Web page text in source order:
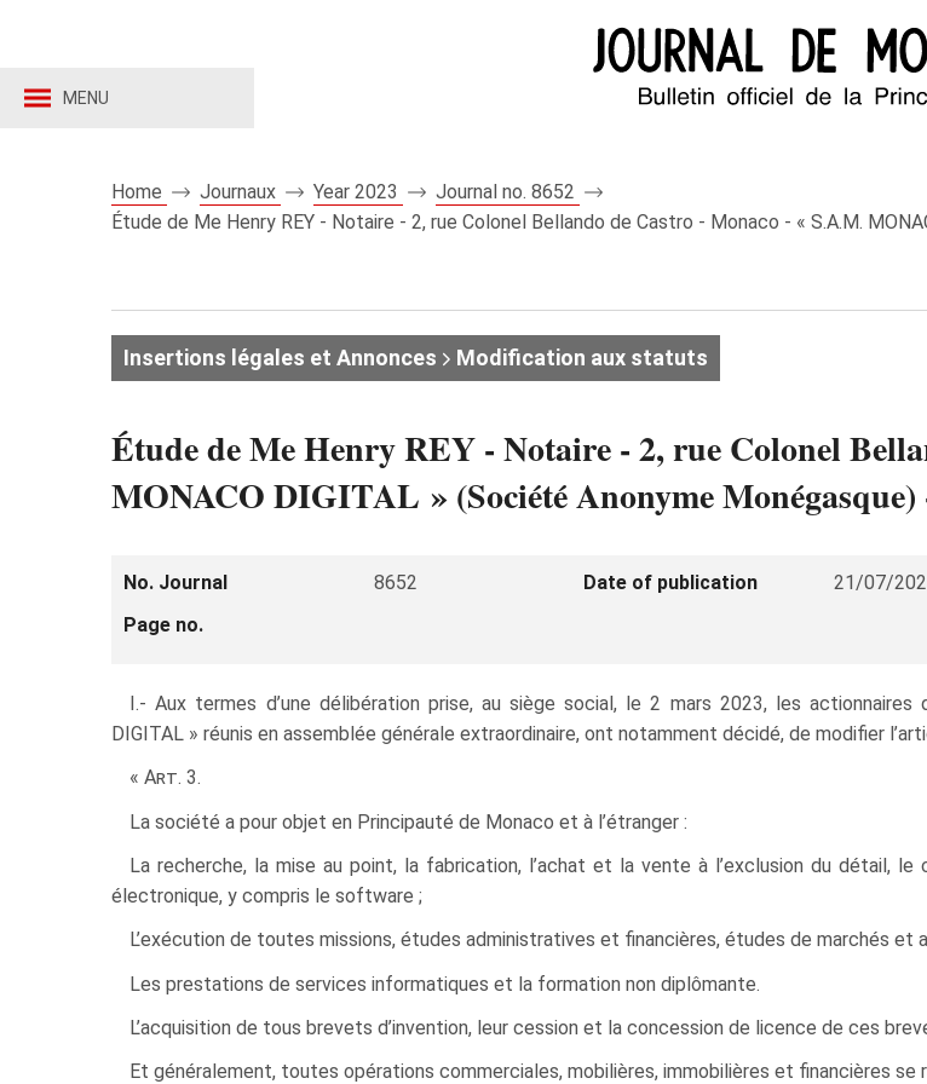
MENU
Home Journaux Year 2023
Journal no. 8652
Étude de Me Henry REY - Notaire - 2, rue Colonel Bellando de Castro - Monaco - « S.A.M.
Insertions légales et Annonces Modification aux statuts
Étude de Me Henry REY - Notaire - 2, rue Colonel
MONACO DIGITAL » (Société Anonyme
No. Journal 8652 Date of publication 21/07/
Page no.
I.- Aux termes d’une délibération prise, au siège social, le 2 mars 2023, les actionnaires
DIGITAL » réunis en assemblée générale extraordinaire, ont notamment décidé, de modifier
«Art. 3.
La société a pour objet en Principauté de Monaco et à l’étranger :
La recherche, la mise au point, la fabrication, l’achat et la vente à l’exclusion du détail,
électronique, y compris le software ;
L’exécution de toutes missions, études administratives et financières, études de marchés
Les prestations de services informatiques et la formation non diplômante.
L’acquisition de tous brevets d’invention, leur cession et la concession de licence de ces
Et généralement, toutes opérations commerciales, mobilières, immobilières et financières se